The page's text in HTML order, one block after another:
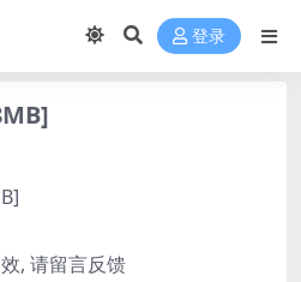
登录
, 请留言反馈